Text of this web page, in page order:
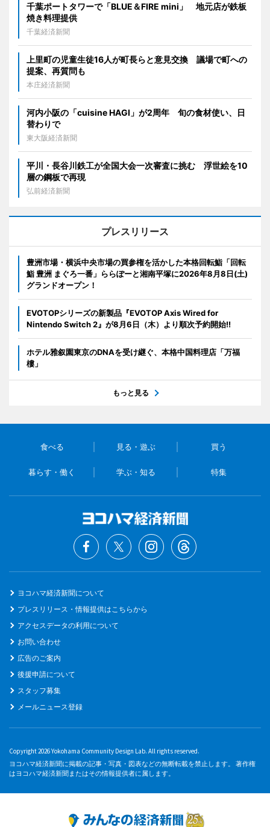
千葉ポートタワーで「BLUE＆FIRE mini」 地元店が鉄板
焼き料理提供
千葉経済新聞
上里町の児童生徒16人が町長らと意見交換 議場で町への
提案、再質問も
本庄経済新聞
河内小阪の「cuisine HAGI」が2周年 旬の食材使い、日
替わりで
東大阪経済新聞
平川・長谷川鉄工が全国大会一次審査に挑む 浮世絵を10
層の鋼板で再現
弘前経済新聞
プレスリリース
豊洲市場・横浜中央市場の買参権を活かした本格回転鮨「回転
鮨 豊洲 まぐろ一番」ららぽーと湘南平塚に2026年8月8日(土)
グランドオープン！
EVOTOPシリーズの新製品『EVOTOP Axis Wired for
Nintendo Switch 2』が8月6日（木）より順次予約開始!!
ホテル雅叙園東京のDNAを受け継ぐ、本格中国料理店「万福
樓」
もっと見る
食べる 見る・遊ぶ 買う
暮らす・働く 学ぶ・知る 特集
ヨコハマ経済新聞について
プレスリリース・情報提供はこちらから
アクセスデータの利用について
お問い合わせ
広告のご案内
後援申請について
スタッフ募集
メールニュース登録
Copyright 2026 Yokohama Community Design Lab. All rights reserved.
ヨコハマ経済新聞に掲載の記事・写真・図表などの無断転載を禁止します。 著作権
はヨコハマ経済新聞またはその情報提供者に属します。